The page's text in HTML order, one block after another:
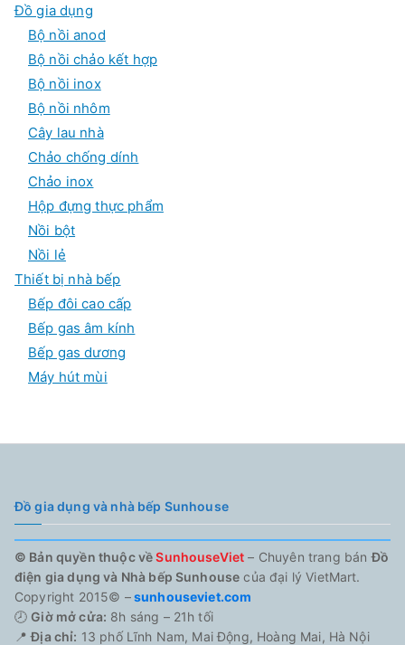
Đồ gia dụng
Bộ nồi anod
Bộ nồi chảo kết hợp
Bộ nồi inox
Bộ nồi nhôm
Cây lau nhà
Chảo chống dính
Chảo inox
Hộp đựng thực phẩm
Nồi bột
Nồi lẻ
Thiết bị nhà bếp
Bếp đôi cao cấp
Bếp gas âm kính
Bếp gas dương
Máy hút mùi
Đồ gia dụng và nhà bếp Sunhouse
© Bản quyền thuộc vềSunhouseViet – Chuyên trang bánĐồ
điện gia dụng và Nhà bếp Sunhouse của đại lý VietMart.
Copyright 2015© –sunhouseviet.com
🕗Giờ mở cửa: 8h sáng – 21h tối
📍Địa chỉ: 13 phố Lĩnh Nam, Mai Động, Hoàng Mai, Hà Nội